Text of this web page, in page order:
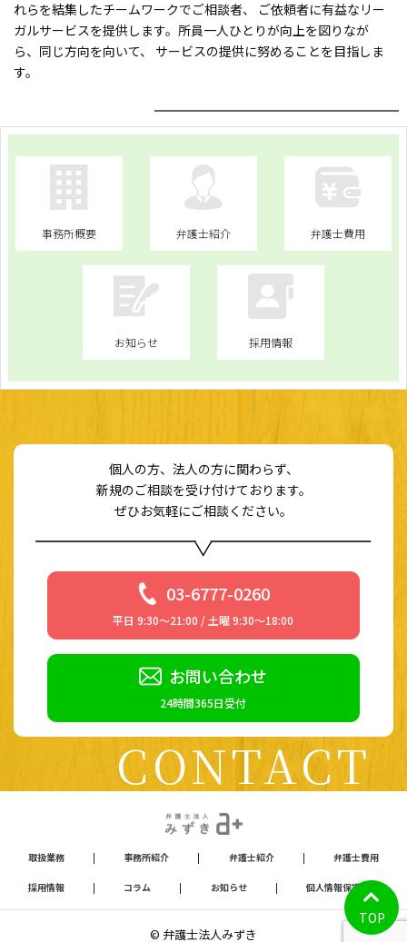
れらを結集したチームワークでご相談者、 ご依頼者に有益なリー
ガルサービスを提供します。所員一人ひとりが向上を図りなが
ら、同じ方向を向いて、 サービスの提供に努めることを目指しま
す。
事務所概要 弁護士紹介 弁護士費用
お知らせ 採用情報
個人の方、法人の方に関わらず、
新規のご相談を受け付けております。
ぜひお気軽にご相談ください。
03-6777-0260
平日 9:30～21:00 / 土曜 9:30～18:00
お問い合わせ
24時間365日受付
CONTACT
取扱業務 | 事務所紹介 | 弁護士紹介 | 弁護士費用
採用情報 | コラム | お知らせ | 個人情報保護方針
© 弁護士法人みずき
TOP